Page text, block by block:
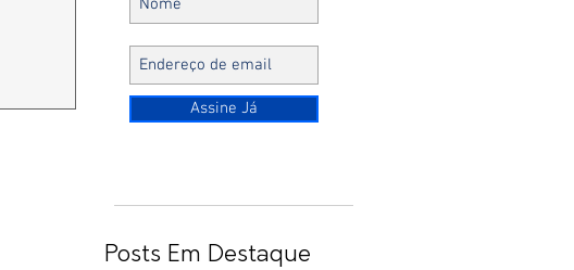
Assine Já
Posts Em Destaque